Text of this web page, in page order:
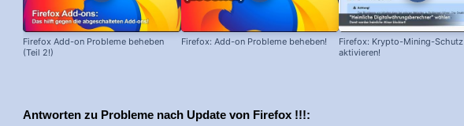
Firefox Add-on Probleme beheben
(Teil 2!)
Firefox: Add-on Probleme beheben!
Firefox: Krypto-Mining-Schutz
aktivieren!
Antworten zu Probleme nach Update von Firefox !!!: